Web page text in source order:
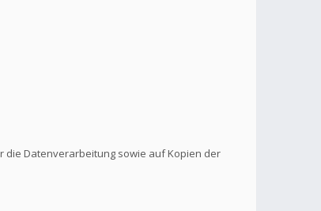
Datenverarbeitung sowie auf Kopien der